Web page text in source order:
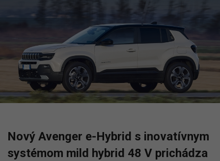
Nový Avenger e-Hybrid s inovatívnym
systémom mild hybrid 48 V prichádza